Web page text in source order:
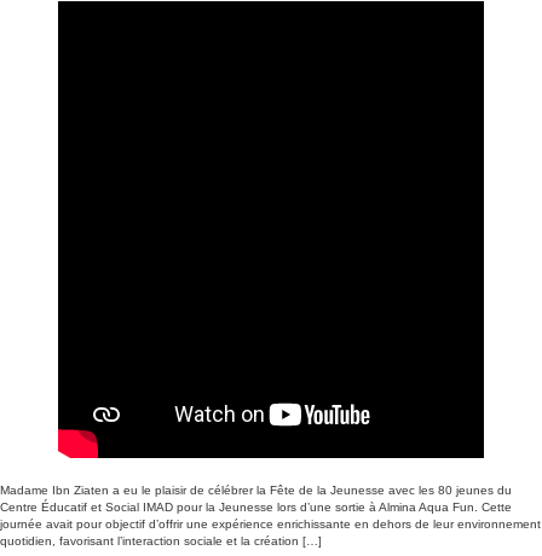
Madame Ibn Ziaten a eu le plaisir de célébrer la Fête de la Jeunesse avec les 80 jeunes du
Centre Éducatif et Social IMAD pour la Jeunesse lors d’une sortie à Almina Aqua Fun. Cette
journée avait pour objectif d’offrir une expérience enrichissante en dehors de leur environnement
quotidien, favorisant l’interaction sociale et la création […]